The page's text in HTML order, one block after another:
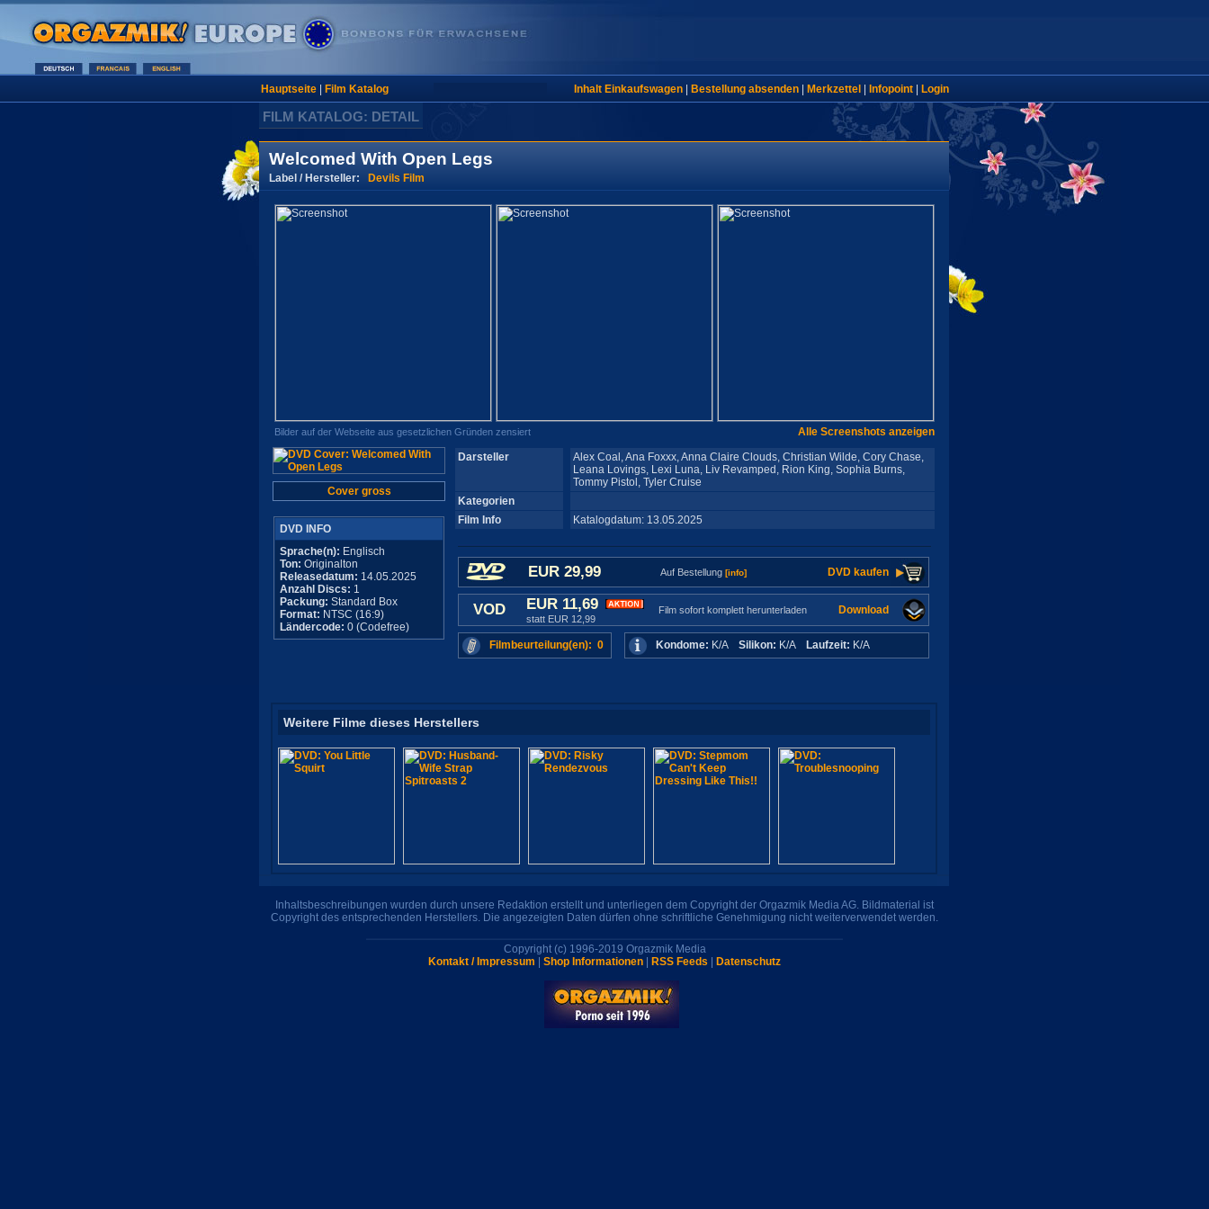
Hauptseite| Film Katalog Inhalt Einkaufswagen| Bestellung absenden| Merkzettel Infopoint| Login
FILM KATALOG: DETAIL
Welcomed With Open Legs
Label / Hersteller: Devils Film
Bilder auf der Webseite aus gesetzlichen Gründen zensiert Alle Screenshots anzeigen
Cover gross
DVD INFO
Sprache(n): Englisch
Ton: Originalton
Releasedatum: 14.05.2025
Anzahl Discs: 1
Packung: Standard Box
Format: NTSC (16:9)
Ländercode: 0 (Codefree)
Darsteller
Alex Coal, Ana Foxxx, Anna Claire Clouds, Christian Wilde, Cory Chase,
Leana Lovings, Lexi Luna, Liv Revamped, Rion King, Sophia Burns,
Tommy Pistol, Tyler Cruise
Kategorien
Film Info
Katalogdatum: 13.05.2025
EUR 29,99 Auf Bestellung [info] DVD kaufen
VOD EUR 11,69
statt EUR 12,99
Film sofort komplett herunterladen Download
Filmbeurteilung(en): 0 Kondome: K/A Silikon: K/A Laufzeit: K/A
Weitere Filme dieses Herstellers
Inhaltsbeschreibungen wurden durch unsere Redaktion erstellt und unterliegen dem Copyright der Orgazmik Media AG. Bildmaterial ist
Copyright des entsprechenden Herstellers. Die angezeigten Daten dürfen ohne schriftliche Genehmigung nicht weiterverwendet werden.
Copyright (c) 1996-2019 Orgazmik Media
Kontakt / Impressum
Shop Informationen RSS Feeds Datenschutz